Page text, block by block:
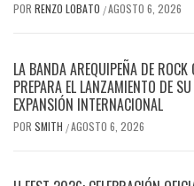
POR RENZO LOBATO /AGOSTO 6, 2026
LA BANDA AREQUIPEÑA DE
PREPARA EL LANZAMIENTO DE
EXPANSIÓN INTERNACIONAL
POR SMITH /AGOSTO 6, 2026